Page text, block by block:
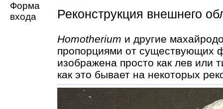
Форма
входа
Реконструкция внешнего
Homotherium и другие
пропорциями от существующих
изображена просто как лев или
как это бывает на некоторых